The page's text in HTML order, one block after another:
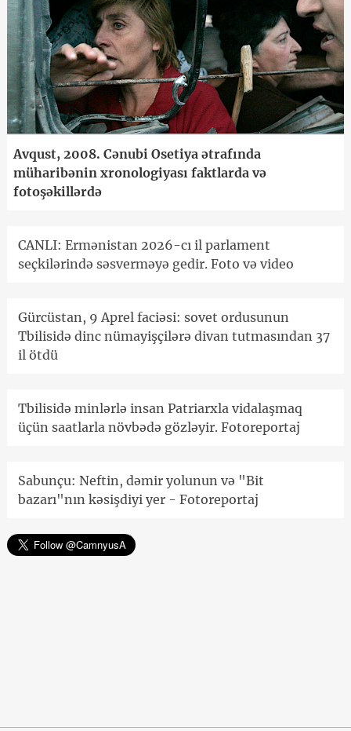
Avqust, 2008. Cənubi Osetiya ətrafında
müharibənin xronologiyası faktlarda və
fotoşəkillərdə
CANLI: Ermənistan 2026-cı il parlament
seçkilərində səsverməyə gedir. Foto və video
Gürcüstan, 9 Aprel faciəsi: sovet ordusunun
Tbilisidə dinc nümayişçilərə divan tutmasından 37
il ötdü
Tbilisidə minlərlə insan Patriarxla vidalaşmaq
üçün saatlarla növbədə gözləyir. Fotoreportaj
Sabunçu: Neftin, dəmir yolunun və "Bit
bazarı"nın kəsişdiyi yer - Fotoreportaj